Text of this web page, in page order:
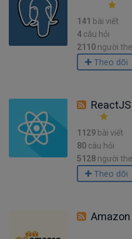
141 bài viết
4 câu hỏi
2110 người
Theo dõi
ReactJS
1129 bài viết
80 câu hỏi
5128 người
Theo dõi
Amazon